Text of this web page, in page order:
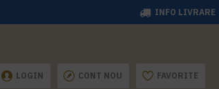
INFO LIVRARE
LOGIN CONT NOU FAVORITE